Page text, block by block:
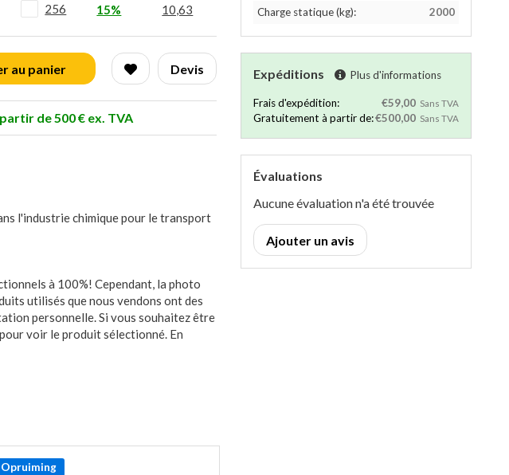
256
15% 10,63
au panier Devis
de 500 € ex. TVA
l'industrie chimique pour le transport
à 100%! Cependant, la photo
utilisés que nous vendons ont des
personnelle. Si vous souhaitez être
voir le produit sélectionné. En
Charge statique (kg):
2000
Expéditions Plus d'informations
Frais d'expédition: €59,00 Sans TVA
Gratuitement à partir de:€500,00 Sans TVA
Évaluations
Aucune évaluation n'a été trouvée
Ajouter un avis
Opruiming